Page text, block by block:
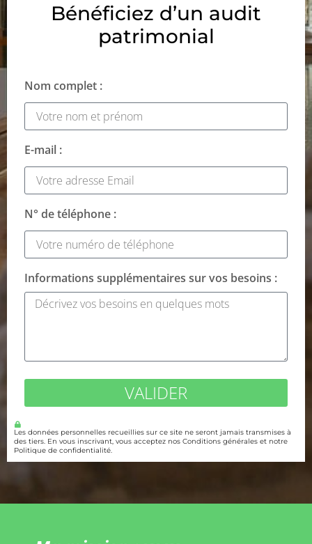
Bénéficiez d’un audit
patrimonial
Nom complet :
E-mail :
N° de téléphone :
Informations supplémentaires sur vos besoins :
VALIDER
Les données personnelles recueillies sur ce site ne seront jamais transmises à
des tiers. En vous inscrivant, vous acceptez nos Conditions générales et notre
Politique de confidentialité.